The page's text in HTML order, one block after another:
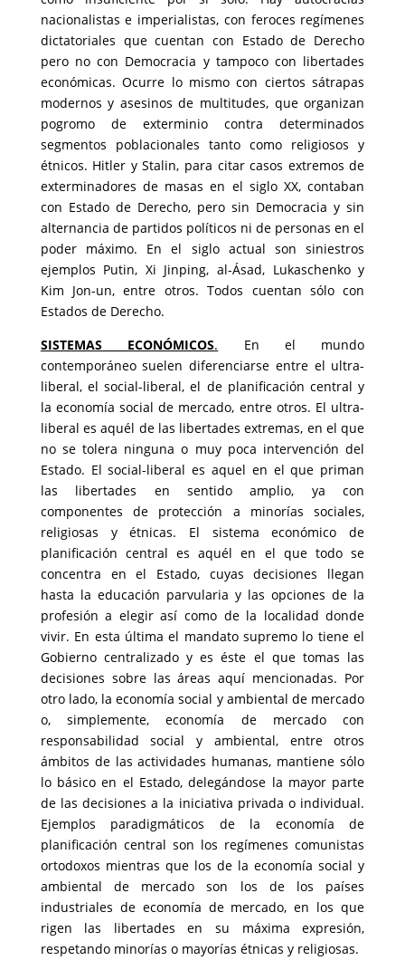
nacionalistas e imperialistas, con feroces regímenes
dictatoriales que cuentan con Estado de Derecho
pero no con Democracia y tampoco con libertades
económicas. Ocurre lo mismo con ciertos sátrapas
modernos y asesinos de multitudes, que organizan
pogromo de exterminio contra determinados
segmentos poblacionales tanto como religiosos y
étnicos. Hitler y Stalin, para citar casos extremos de
exterminadores de masas en el siglo XX, contaban
con Estado de Derecho, pero sin Democracia y sin
alternancia de partidos políticos ni de personas en el
poder máximo. En el siglo actual son siniestros
ejemplos Putin, Xi Jinping, al-Ásad, Lukaschenko y
Kim Jon-un, entre otros. Todos cuentan sólo con
Estados de Derecho.
SISTEMAS ECONÓMICOS. En el mundo
contemporáneo suelen diferenciarse entre el ultra-
liberal, el social-liberal, el de planificación central y
la economía social de mercado, entre otros. El ultra-
liberal es aquél de las libertades extremas, en el que
no se tolera ninguna o muy poca intervención del
Estado. El social-liberal es aquel en el que priman
las libertades en sentido amplio, ya con
componentes de protección a minorías sociales,
religiosas y étnicas. El sistema económico de
planificación central es aquél en el que todo se
concentra en el Estado, cuyas decisiones llegan
hasta la educación parvularia y las opciones de la
profesión a elegir así como de la localidad donde
vivir. En esta última el mandato supremo lo tiene el
Gobierno centralizado y es éste el que tomas las
decisiones sobre las áreas aquí mencionadas. Por
otro lado, la economía social y ambiental de mercado
o, simplemente, economía de mercado con
responsabilidad social y ambiental, entre otros
ámbitos de las actividades humanas, mantiene sólo
lo básico en el Estado, delegándose la mayor parte
de las decisiones a la iniciativa privada o individual.
Ejemplos paradigmáticos de la economía de
planificación central son los regímenes comunistas
ortodoxos mientras que los de la economía social y
ambiental de mercado son los de los países
industriales de economía de mercado, en los que
rigen las libertades en su máxima expresión,
respetando minorías o mayorías étnicas y religiosas.